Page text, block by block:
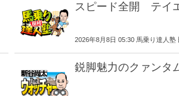
スピード全開 テイ
2026年8月8日 05:30 馬乗り達人塾
鋭脚魅力のクァンタ